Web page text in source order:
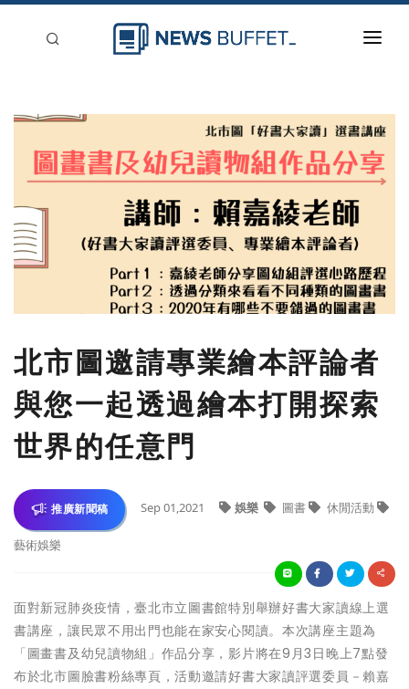
新聞稿分類
登入
北市圖邀請專業繪本評論者
與您一起透過繪本打開探索
世界的任意門
推廣新聞稿 Sep 01,2021 娛樂 圖書 休閒活動
藝術娛樂
面對新冠肺炎疫情，臺北市立圖書館特別舉辦好書大家讀線上選
書講座，讓民眾不用出門也能在家安心閱讀。本次講座主題為
「圖畫書及幼兒讀物組」作品分享，影片將在9月3日晚上7點發
布於北市圖臉書粉絲專頁，活動邀請好書大家讀評選委員－賴嘉